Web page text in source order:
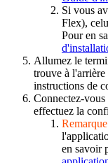
Si vous
Flex),
Pour en
Allumez le
trouve à
instructions de
Connectez-
effectuez la
en savoir